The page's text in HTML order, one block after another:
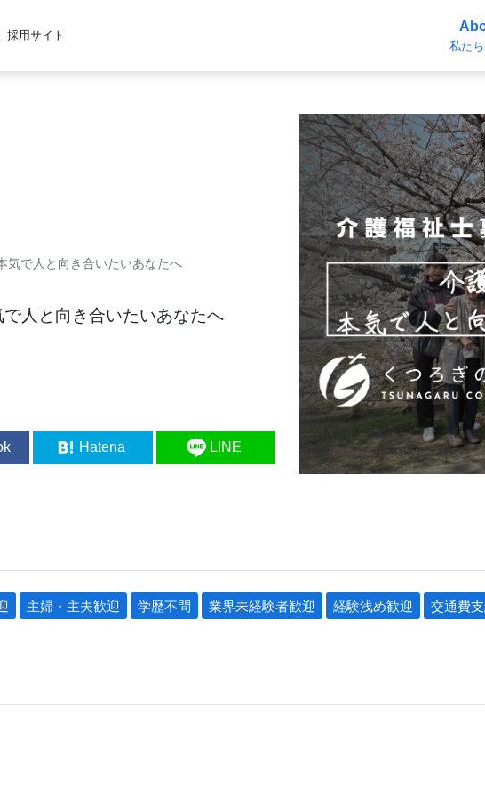
採用サイト
私た
気で人と向き合いたいあなたへ
人と向き合いたいあなたへ
Hatena LINE
主婦・主夫歓迎 学歴不問 業界未経験者歓迎 経験浅め歓迎 交通費